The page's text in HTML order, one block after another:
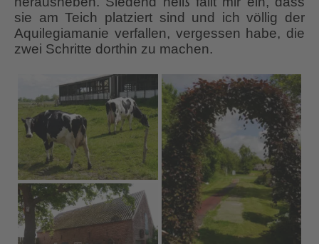
sie am Teich platziert sind und ich völlig der
Aquilegiamanie verfallen, vergessen habe, die
zwei Schritte dorthin zu machen.